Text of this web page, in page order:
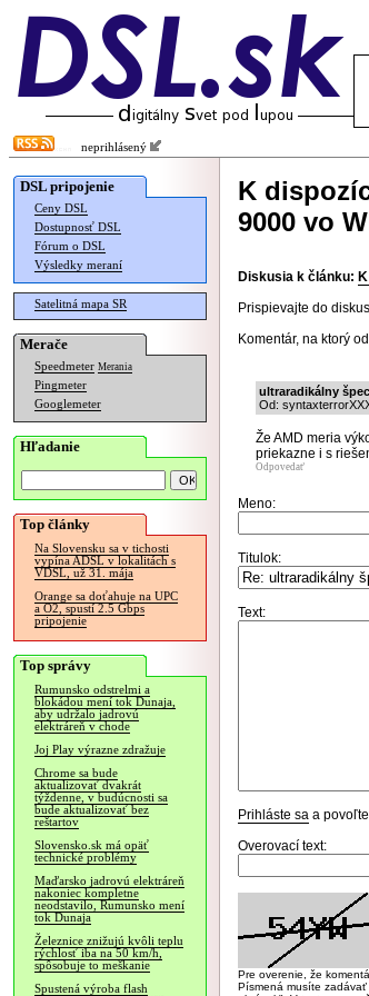
neprihlásený
DSL pripojenie
Ceny DSL
Dostupnosť DSL
Fórum o DSL
Výsledky meraní
Satelitná mapa SR
Merače
Speedmeter Merania
Pingmeter
Googlemeter
Hľadanie
Top články
Na Slovensku sa v tichosti
vypína ADSL v lokalitách s
VDSL, už 31. mája
Orange sa doťahuje na UPC
a O2, spustí 2.5 Gbps
pripojenie
Top správy
Rumunsko odstrelmi a
blokádou mení tok Dunaja,
aby udržalo jadrovú
elektráreň v chode
Joj Play výrazne zdražuje
Chrome sa bude
aktualizovať dvakrát
týždenne, v budúcnosti sa
bude aktualizovať bez
reštartov
Slovensko.sk má opäť
technické problémy
Maďarsko jadrovú elektráreň
nakoniec kompletne
neodstavilo, Rumunsko mení
tok Dunaja
Železnice znižujú kvôli teplu
rýchlosť iba na 50 km/h,
spôsobuje to meškanie
Spustená výroba flash
K
9000 vo
Diskusia k článku:
Prispievajte do
Komentár, na ktorý
ultraradikálny
Od:
Že AMD meria
priekazne i s
Odpovedať
Meno:
Titulok:
Text:
Prihláste sa a
Overovací text:
Pre overenie, že
Písmená musíte